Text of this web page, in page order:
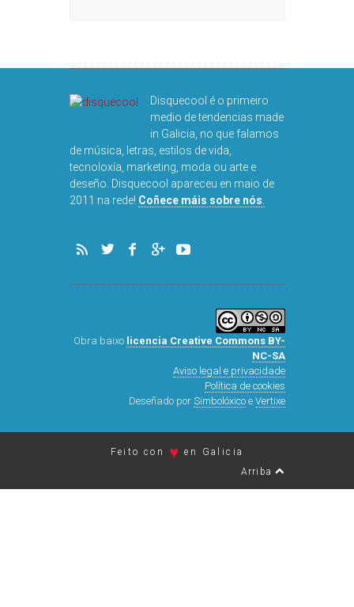
Disquecool é o primeiro
medio de tendencias made
in Galicia, no que falamos
de música, letras, estilos de vida,
tecnoloxía, marketing, moda ou arte e
deseño. Disquecool apareceu en maio de
2011 na rede! Coñece máis sobre nós
Obra baixo licencia Creative Commons BY-
NC-SA
Aviso legal e privacidade
Política de cookies
Deseñado por Simbolóxicoe Vertixe
Feito con ♥ en Galicia
Arriba